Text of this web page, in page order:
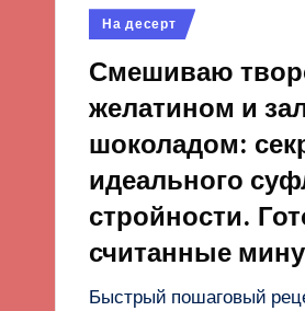
Опубликовано
На десерт
Смешиваю
желатином и
шоколадом:
идеального
стройности.
считанные
Быстрый пошаговый